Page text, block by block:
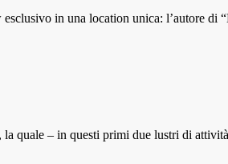
in una location unica: l’autore di
quale – in questi primi due lustri di